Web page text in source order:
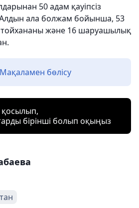
50 адам қауіпсіз
Алдын ала болжам бойынша, 53
тойхананы және 16 шаруашылық
Мақаламен бөлісу
қосылып,
бірінші болып оқыңыз